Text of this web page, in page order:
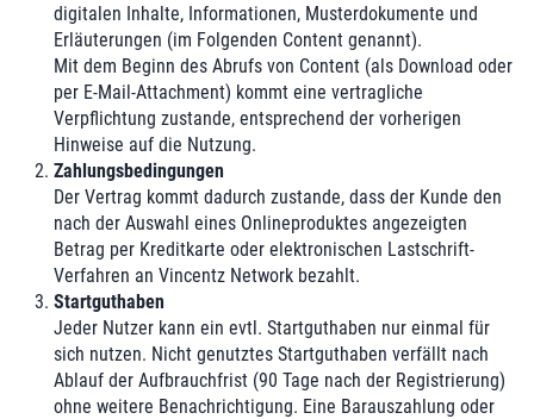
digitalen Inhalte, Informationen, Musterdokumente und
Erläuterungen (im Folgenden Content genannt).
Mit dem Beginn des Abrufs von Content (als Download oder
per E-Mail-Attachment) kommt eine vertragliche
Verpflichtung zustande, entsprechend der vorherigen
Hinweise auf die Nutzung.
Zahlungsbedingungen
Der Vertrag kommt dadurch zustande, dass der Kunde den
nach der Auswahl eines Onlineproduktes angezeigten
Betrag per Kreditkarte oder elektronischen Lastschrift-
Verfahren an Vincentz Network bezahlt.
Startguthaben
Jeder Nutzer kann ein evtl. Startguthaben nur einmal für
sich nutzen. Nicht genutztes Startguthaben verfällt nach
Ablauf der Aufbrauchfrist (90 Tage nach der Registrierung)
ohne weitere Benachrichtigung. Eine Barauszahlung oder